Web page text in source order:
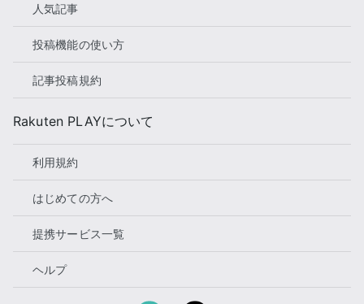
人気記事
投稿機能の使い方
記事投稿規約
Rakuten PLAYについて
利用規約
はじめての方へ
提携サービス一覧
ヘルプ